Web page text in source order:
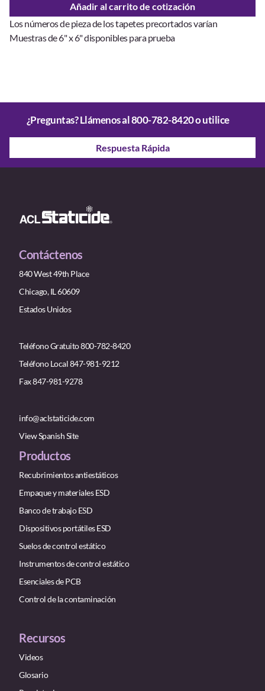
Añadir al carrito de cotización
Los números de pieza de los tapetes precortados varían
Muestras de 6" x 6" disponibles para prueba
¿Preguntas? Llámenos al800-782-8420o utilice
Respuesta Rápida
Contáctenos
840 West 49th Place
Chicago, IL 60609
Estados Unidos
Teléfono Gratuito 800-782-8420
Teléfono Local 847-981-9212
Fax 847-981-9278
info@aclstaticide.com
View Spanish Site
Productos
Recubrimientos antiestáticos
Empaque y materiales ESD
Banco de trabajo ESD
Dispositivos portátiles ESD
Suelos de control estático
Instrumentos de control estático
Esenciales de PCB
Control de la contaminación
Recursos
Videos
Glosario